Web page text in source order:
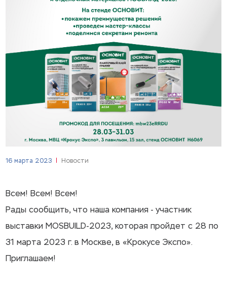
16 марта 2023 Новости
Всем! Всем! Всем!
Рады сообщить, что наша компания - участник
выставки MOSBUILD-2023, которая пройдет с 28 по
31 марта 2023 г. в Москве, в «Крокусе Экспо».
Приглашаем!